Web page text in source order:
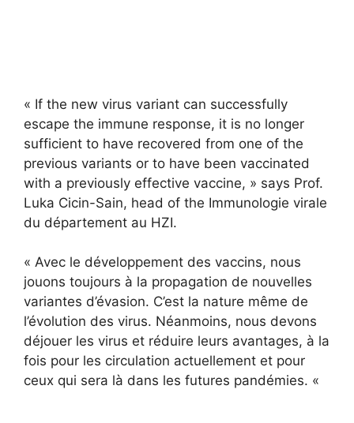
« If the new virus variant can successfully
escape the immune response, it is no longer
sufficient to have recovered from one of the
previous variants or to have been vaccinated
with a previously effective vaccine, » says Prof.
Luka Cicin-Sain, head of the Immunologie virale
du département au HZI.
« Avec le développement des vaccins, nous
jouons toujours à la propagation de nouvelles
variantes d’évasion. C’est la nature même de
l’évolution des virus. Néanmoins, nous devons
déjouer les virus et réduire leurs avantages, à la
fois pour les circulation actuellement et pour
ceux qui sera là dans les futures pandémies. «